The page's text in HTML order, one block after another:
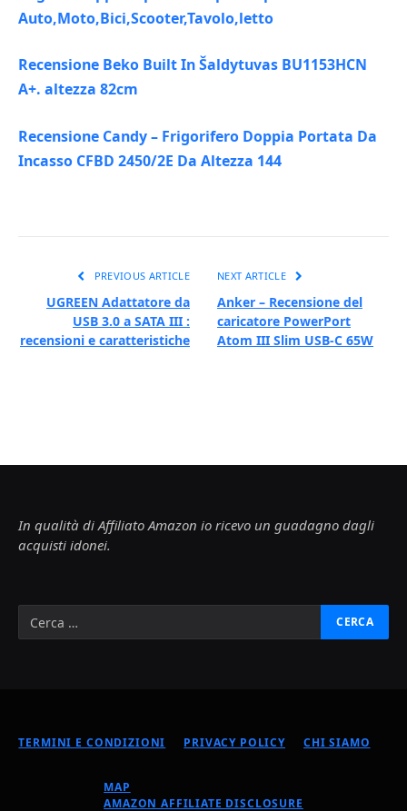
Auto,Moto,Bici,Scooter,Tavolo,letto
Recensione Beko Built In Šaldytuvas BU1153HCN
A+. altezza 82cm
Recensione Candy – Frigorifero Doppia Portata Da
Incasso CFBD 2450/2E Da Altezza 144
PREVIOUS ARTICLE
UGREEN Adattatore da
USB 3.0 a SATA III :
recensioni e caratteristiche
NEXT ARTICLE
Anker – Recensione del
caricatore PowerPort
Atom III Slim USB-C 65W
In qualità di Affiliato Amazon io ricevo un guadagno dagli
acquisti idonei.
TERMINI E CONDIZIONI PRIVACY POLICY CHI SIAMO
MAP
AMAZON AFFILIATE DISCLOSURE